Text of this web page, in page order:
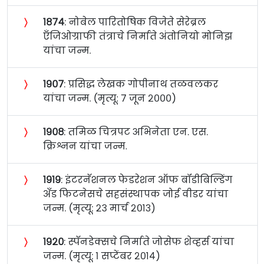
〉 १८७४: नोबेल पारितोषिक विजेते सेरेब्रल
एँजिओग्राफी तंत्राचे निर्माते अंतोनियो मोनिझ
यांचा जन्म.
〉 १९०७: प्रसिद्ध लेखक गोपीनाथ तळवलकर
यांचा जन्म. (मृत्यू: ७ जून २०००)
〉 १९०८: तमिळ चित्रपट अभिनेता एन. एस.
क्रिश्नन यांचा जन्म.
〉 १९१९: इंटरनॅशनल फेडरेशन ऑफ बॉडीबिल्डिंग
अँड फिटनेसचे सहसंस्थापक जोई वीडर यांचा
जन्म. (मृत्यू: २३ मार्च २०१३)
〉 १९२०: स्पॅनडेक्सचे निर्माते जोसेफ शेव्हर्स यांचा
जन्म. (मृत्यू: १ सप्टेंबर २०१४)